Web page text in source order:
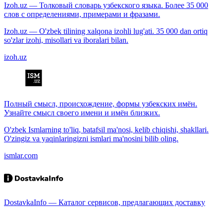
Izoh.uz — Толковый словарь узбекского языка. Более 35 000
слов с определениями, примерами и фразами.
Izoh.uz — O'zbek tilining xalqona izohli lug'ati. 35 000 dan ortiq
so'zlar izohi, misollari va iboralari bilan.
izoh.uz
Полный смысл, происхождение, формы узбекских имён.
Узнайте смысл своего имени и имён близких.
O'zbek Ismlarning to'liq, batafsil ma'nosi, kelib chiqishi, shakllari.
O'zingiz va yaqinlaringizni ismlari ma'nosini bilib oling.
ismlar.com
DostavkaInfo — Каталог сервисов, предлагающих доставку